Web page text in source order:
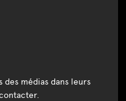
des médias dans leurs